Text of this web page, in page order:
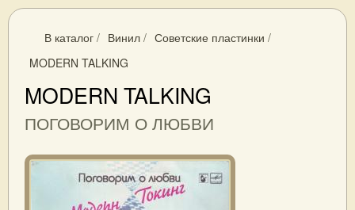
В каталог / Винил / Советские пластинки /
MODERN TALKING
MODERN TALKING
ПОГОВОРИМ О ЛЮБВИ